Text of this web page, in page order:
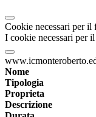
Cookie necessari per il
I cookie necessari per
Nome
Tipologia
Proprieta
Descrizione